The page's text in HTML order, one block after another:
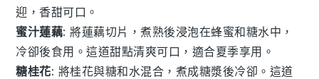
迎，香甜可口。
蜜汁蓮藕: 將蓮藕切片，煮熟後浸泡在蜂蜜和糖水中，
冷卻後食用。這道甜點清爽可口，適合夏季享用。
糖桂花: 將桂花與糖和水混合，煮成糖漿後冷卻。這道